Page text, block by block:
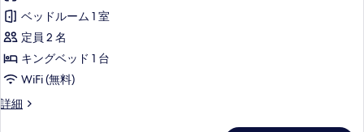
写
真
を
表
示
真
を
表
示
す
の
詳
細
Club
Room,
1
King
の
ベッドルーム 1 室
定員 2 名
キングベッド 1 台
WiFi (無料)
詳細
Shangri-